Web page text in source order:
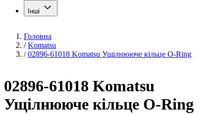
Інші
Головна
/ Komatsu
/ 02896-61018 Komatsu Ущілнююче кільце O-Ring
02896-61018 Komatsu
Ущілнююче кільце O-Ring